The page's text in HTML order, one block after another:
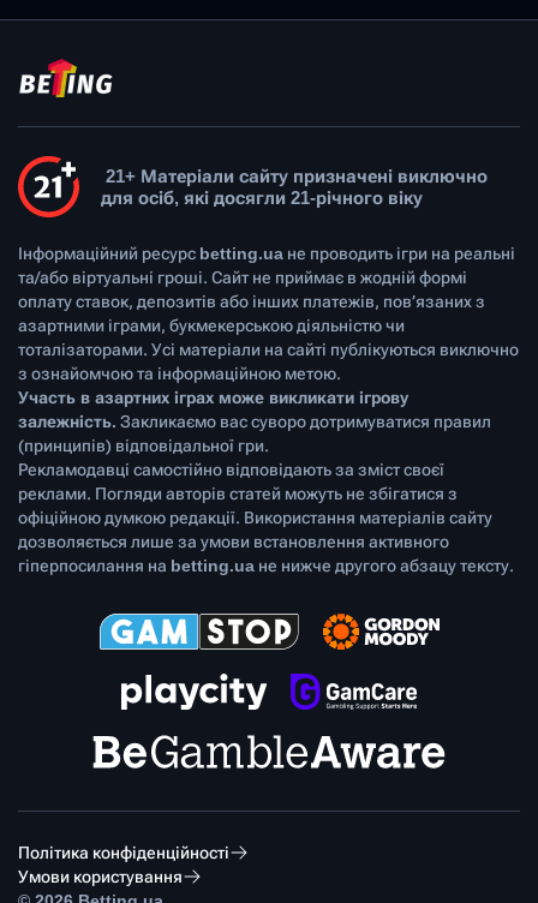
21+ Матеріали сайту призначені виключно
для осіб, які досягли 21-річного віку
Інформаційний ресурс betting.ua не проводить ігри на реальні
та/або віртуальні гроші. Сайт не приймає в жодній формі
оплату ставок, депозитів або інших платежів, пов’язаних з
азартними іграми, букмекерською діяльністю чи
тоталізаторами. Усі матеріали на сайті публікуються виключно
з ознайомчою та інформаційною метою.
Участь в азартних іграх може викликати ігрову
залежність. Закликаємо вас суворо дотримуватися правил
(принципів) відповідальної гри.
Рекламодавці самостійно відповідають за зміст своєї
реклами. Погляди авторів статей можуть не збігатися з
офіційною думкою редакції. Використання матеріалів сайту
дозволяється лише за умови встановлення активного
гіперпосилання на betting.ua не нижче другого абзацу тексту.
Політика конфіденційності
Умови користування